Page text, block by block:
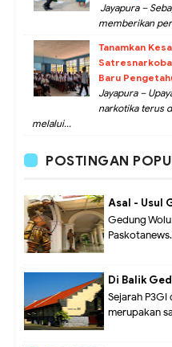
Jayapura –
memberikan
Tanamkan
Baru
Jayapura –
narkotika terus
melalui...
POSTINGAN
Asal - Usul
Gedung
Di Balik
Sejarah
merupakan